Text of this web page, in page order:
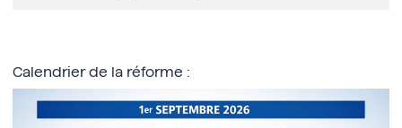
Calendrier de la réforme :